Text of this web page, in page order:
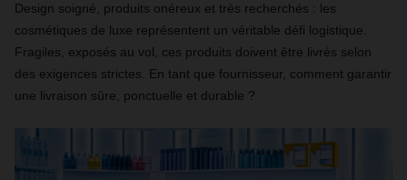
Design soigné, produits onéreux et très recherchés : les
cosmétiques de luxe représentent un véritable défi logistique.
Fragiles, exposés au vol, ces produits doivent être livrés selon
des exigences strictes. En tant que fournisseur, comment garantir
une livraison sûre, ponctuelle et durable ?